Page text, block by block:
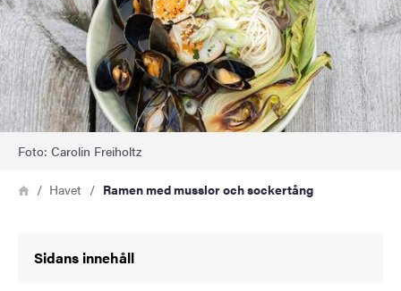
Om webbplatsen
Foto: Carolin Freiholtz
Länkstig
HemHavet Ramen med musslor och sockertång
Sidans innehåll